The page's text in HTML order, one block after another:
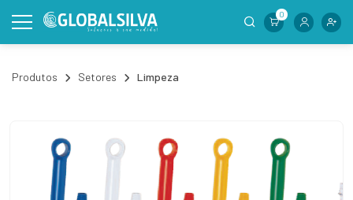
0
Produtos Setores Limpeza